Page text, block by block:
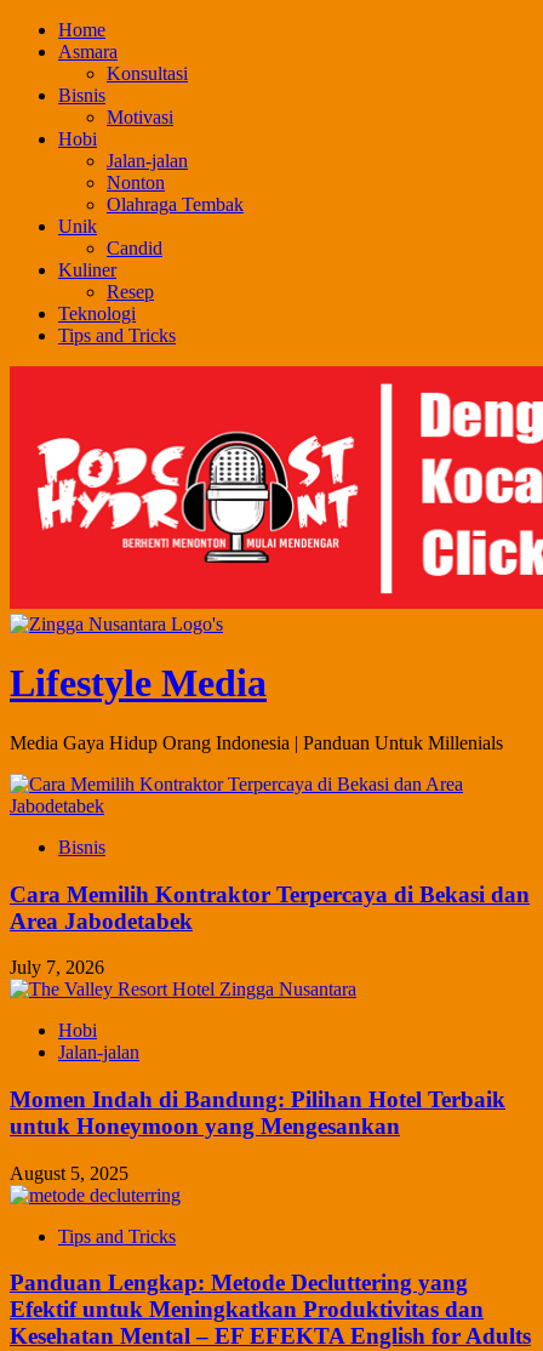
Skip
Home
Asmara
Konsultasi
Bisnis
Motivasi
Hobi
Jalan-jalan
Nonton
Olahraga Tembak
Unik
Candid
Kuliner
Resep
Teknologi
Tips and Tricks
Lifestyle Media
Media Gaya Hidup Orang Indonesia | Panduan Untuk Millenials
Bisnis
Cara Memilih Kontraktor Terpercaya di Bekasi dan
Area Jabodetabek
July 7, 2026
Hobi
Jalan-jalan
Momen Indah di Bandung: Pilihan Hotel Terbaik
untuk Honeymoon yang Mengesankan
August 5, 2025
Tips and Tricks
Panduan Lengkap: Metode Decluttering yang
Efektif untuk Meningkatkan Produktivitas dan
Kesehatan Mental – EF EFEKTA English for Adults